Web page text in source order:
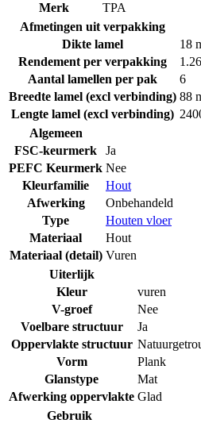
Merk
TPA
Afmetingen uit verpakking
Dikte lamel
18
Rendement per verpakking
Aantal lamellen per pak
6
Breedte lamel (excl verbinding) 88
Lengte lamel (excl verbinding)
Algemeen
FSC-keurmerk
Ja
PEFC Keurmerk Nee
Kleurfamilie
Hout
Afwerking
Onbehandeld
Type
Houten vloer
Materiaal
Hout
Materiaal (detail) Vuren
Uiterlijk
Kleur
vuren
V-groef
Nee
Voelbare structuur
Ja
Oppervlakte structuur
Vorm
Plank
Glanstype
Mat
Afwerking oppervlakte Glad
Gebruik